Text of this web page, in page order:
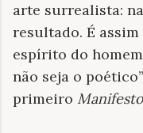
arte surrealista:
resultado. É assim
espírito do
não seja o
primeiro